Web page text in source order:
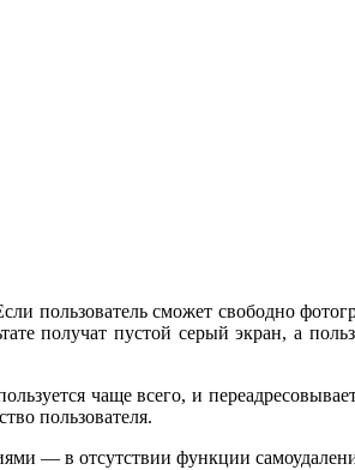
пользователь сможет свободно
получат пустой серый экран, а
чаще всего, и
пользователя.
— в отсутствии функции